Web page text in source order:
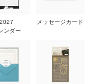
2027
ンダー
メッセージカード